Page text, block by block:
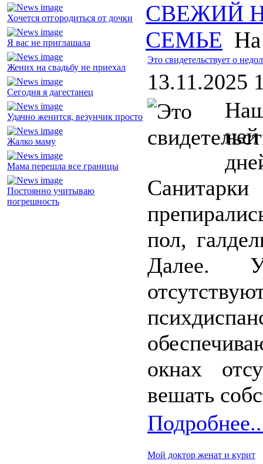
Хочется отгородиться от дочки
Я вас не приглашала
Жених на свадьбу не приехал
Сегодня я дагестанец
Удачно женится, везунчик просто
Жалко маму
Мама перешла все границы
Постоянно учитываю
погрешность
СВЕЖИЙ
СЕМЬЕ На
Это свидетельствует о
13.11.2025
пол,
Далее. У
окнах
вешать
Мой доктор женат и курит